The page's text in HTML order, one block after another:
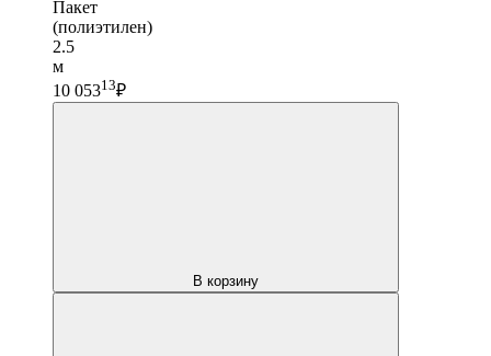
Пакет
(полиэтилен)
2.5
м
10 05313₽
В корзину